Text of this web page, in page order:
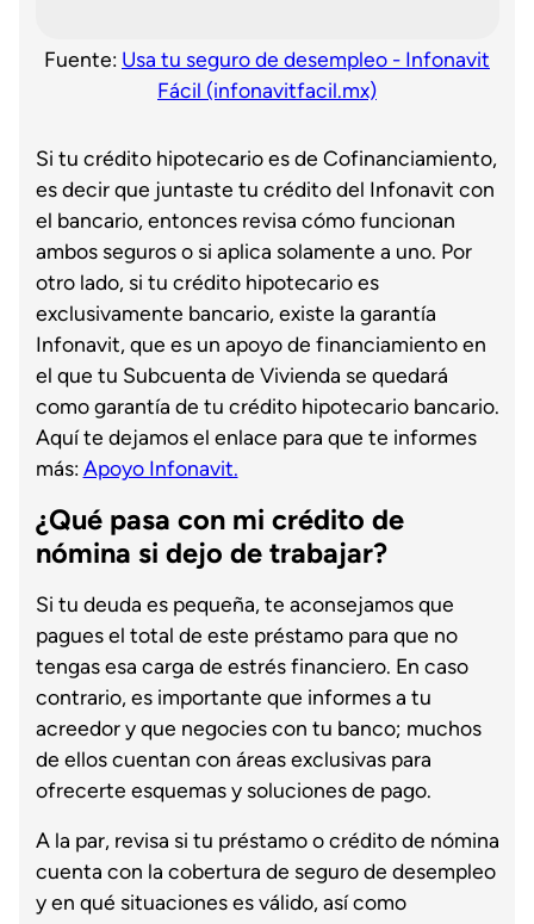
Fuente: Usa tu seguro de desempleo - Infonavit
Fácil (infonavitfacil.mx)
Si tu crédito hipotecario es de Cofinanciamiento,
es decir que juntaste tu crédito del Infonavit con
el bancario, entonces revisa cómo funcionan
ambos seguros o si aplica solamente a uno. Por
otro lado, si tu crédito hipotecario es
exclusivamente bancario, existe la garantía
Infonavit, que es un apoyo de financiamiento en
el que tu Subcuenta de Vivienda se quedará
como garantía de tu crédito hipotecario bancario.
Aquí te dejamos el enlace para que te informes
más: Apoyo Infonavit.
¿Qué pasa con mi crédito de
nómina si dejo de trabajar?
Si tu deuda es pequeña, te aconsejamos que
pagues el total de este préstamo para que no
tengas esa carga de estrés financiero. En caso
contrario, es importante que informes a tu
acreedor y que negocies con tu banco; muchos
de ellos cuentan con áreas exclusivas para
ofrecerte esquemas y soluciones de pago.
A la par, revisa si tu préstamo o crédito de nómina
cuenta con la cobertura de seguro de desempleo
y en qué situaciones es válido, así como